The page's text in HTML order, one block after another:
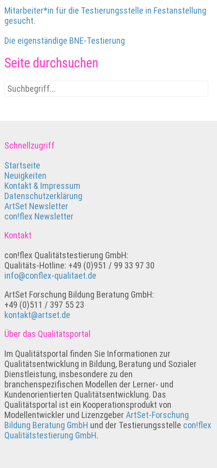
Mitarbeiter*in für die Testierungsstelle in Festanstellung
gesucht.
Die eigenständige BNE-Testierung
Seite durchsuchen
Schnellzugriff
Startseite
Neuigkeiten
Kontakt & Impressum
Datenschutzerklärung
ArtSet Newsletter
con!flex Newsletter
Kontakt
con!flex Qualitätstestierung GmbH:
Qualitäts-Hotline: +49 (0)951 / 99 33 97 30
info@conflex-qualitaet.de
ArtSet Forschung Bildung Beratung GmbH:
+49 (0)511 / 397 55 23
kontakt@artset.de
Über das Qualitätsportal
Im Qualitätsportal finden Sie Informationen zur
Qualitätsentwicklung in Bildung, Beratung und Sozialer
Dienstleistung, insbesondere zu den
branchenspezifischen Modellen der Lerner- und
Kundenorientierten Qualitätsentwicklung. Das
Qualitätsportal ist ein Kooperationsprodukt von
Modellentwickler und Lizenzgeber ArtSet-Forschung
Bildung Beratung GmbH und der Testierungsstelle con!flex
Qualitätstestierung GmbH.